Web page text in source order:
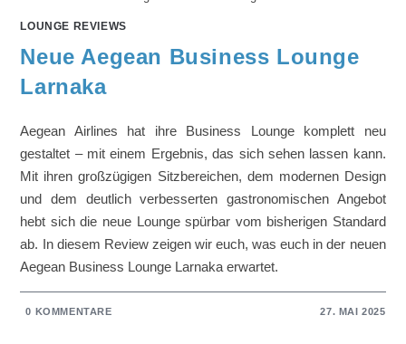
LOUNGE REVIEWS
Neue Aegean Business Lounge
Larnaka
Aegean Airlines hat ihre Business Lounge komplett neu
gestaltet – mit einem Ergebnis, das sich sehen lassen kann.
Mit ihren großzügigen Sitzbereichen, dem modernen Design
und dem deutlich verbesserten gastronomischen Angebot
hebt sich die neue Lounge spürbar vom bisherigen Standard
ab. In diesem Review zeigen wir euch, was euch in der neuen
Aegean Business Lounge Larnaka erwartet.
0 KOMMENTARE 27. MAI 2025